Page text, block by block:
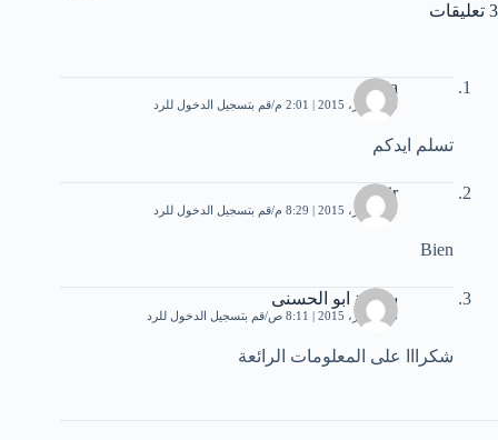
3 تعليقات
sara
16 أكتوبر، 2015 | 2:01 م قم بتسجيل الدخول للرد
تسلم ايدكم
Abir
21 أكتوبر، 2015 | 8:29 م قم بتسجيل الدخول للرد
Bien
شحدة ابو الحسنى
26 أكتوبر، 2015 | 8:11 ص قم بتسجيل الدخول للرد
شكرااا على المعلومات الرائعة